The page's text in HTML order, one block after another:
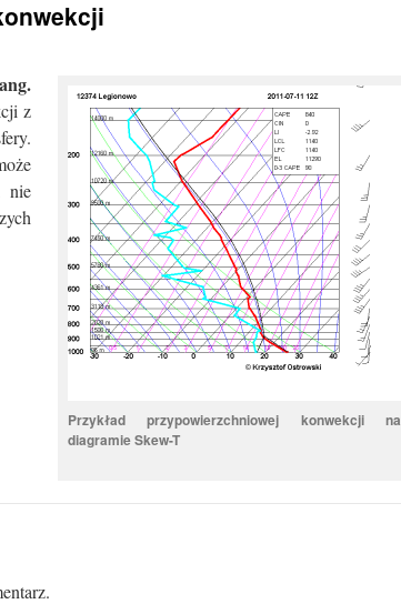
Przykład przypowierzchniowej konwekcji na
diagramie Skew-T
z
nie